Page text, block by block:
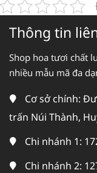
Thông tin
Shop hoa tươi chất
nhiều mẫu mã đa
Cơ sở chính:
trấn Núi Thành,
Chi nhánh 1:
Chi nhánh 2: